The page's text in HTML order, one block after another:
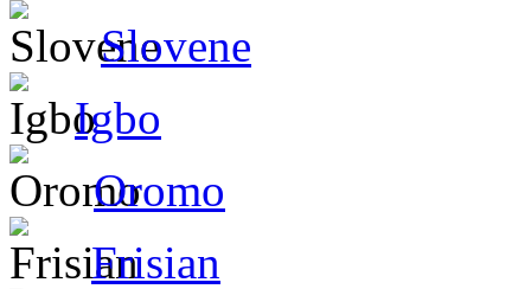
Slovene
Igbo
Oromo
Frisian